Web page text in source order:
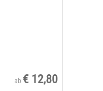
ab € 12,80